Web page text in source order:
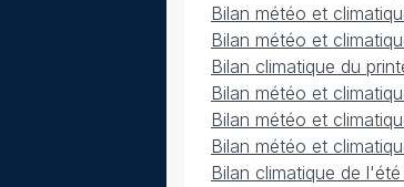
Bilan météo et
Bilan météo et
Bilan climatique du
Bilan météo et
Bilan météo et
Bilan météo et
Bilan climatique de